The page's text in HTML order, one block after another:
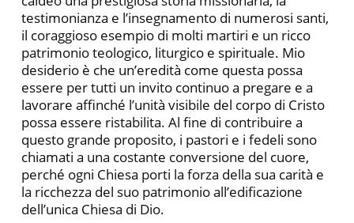
testimonianza e l’insegnamento di numerosi santi,
il coraggioso esempio di molti martiri e un ricco
patrimonio teologico, liturgico e spirituale. Mio
desiderio è che un’eredità come questa possa
essere per tutti un invito continuo a pregare e a
lavorare affinché l’unità visibile del corpo di Cristo
possa essere ristabilita. Al fine di contribuire a
questo grande proposito, i pastori e i fedeli sono
chiamati a una costante conversione del cuore,
perché ogni Chiesa porti la forza della sua carità e
la ricchezza del suo patrimonio all’edificazione
dell’unica Chiesa di Dio.